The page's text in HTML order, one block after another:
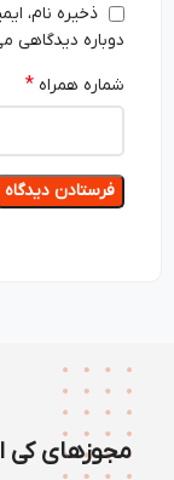
ذخیره نام،
دوباره دیدگاهی
شماره همراه*
مجوزهای کی ام